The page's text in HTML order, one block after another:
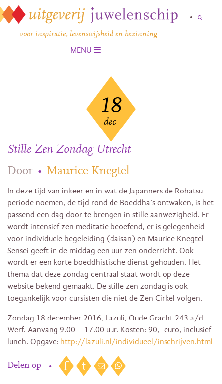
…voor inspiratie, levenswijsheid en bezinning
MENU
18
dec
Stille Zen Zondag Utrecht
Door • Maurice Knegtel
In deze tijd van inkeer en in wat de Japanners de Rohatsu
periode noemen, de tijd rond de Boeddha’s ontwaken, is het
passend een dag door te brengen in stille aanwezigheid. Er
wordt intensief zen meditatie beoefend, er is gelegenheid
voor individuele begeleiding (daisan) en Maurice Knegtel
Sensei geeft in de middag een uur zen onderricht. Ook
wordt er een korte boeddhistische dienst gehouden. Het
thema dat deze zondag centraal staat wordt op deze
website bekend gemaakt. De stille zen zondag is ook
toegankelijk voor cursisten die niet de Zen Cirkel volgen.
Zondag 18 december 2016, Lazuli, Oude Gracht 243 a/d
Werf. Aanvang 9.00 – 17.00 uur. Kosten: 90,- euro, inclusief
lunch. Opgave: http://lazuli.nl/individueel/inschrijven.html
Delen op •